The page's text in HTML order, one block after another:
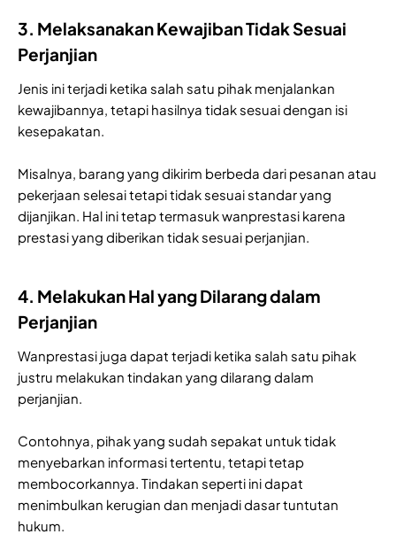
3. Melaksanakan Kewajiban Tidak Sesuai
Perjanjian
Jenis ini terjadi ketika salah satu pihak menjalankan
kewajibannya, tetapi hasilnya tidak sesuai dengan isi
kesepakatan.
Misalnya, barang yang dikirim berbeda dari pesanan atau
pekerjaan selesai tetapi tidak sesuai standar yang
dijanjikan. Hal ini tetap termasuk wanprestasi karena
prestasi yang diberikan tidak sesuai perjanjian.
4. Melakukan Hal yang Dilarang dalam
Perjanjian
Wanprestasi juga dapat terjadi ketika salah satu pihak
justru melakukan tindakan yang dilarang dalam
perjanjian.
Contohnya, pihak yang sudah sepakat untuk tidak
menyebarkan informasi tertentu, tetapi tetap
membocorkannya. Tindakan seperti ini dapat
menimbulkan kerugian dan menjadi dasar tuntutan
hukum.